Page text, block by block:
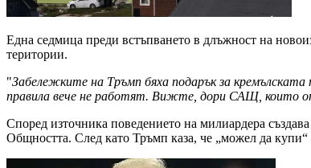
Една седмица преди встъпването в длъжност на
територии.
"Забележките на Тръмп бяха подарък за
правила вече не работят. Вижте, дори САЩ, които
Според източника поведението на милиардера
Общността. След като Тръмп каза, че „можел да купи“